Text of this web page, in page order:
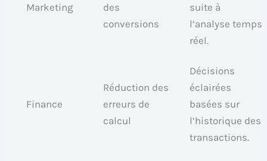
Marketing
des
conversions
suite à
l’analyse temps
réel.
Finance
Réduction des
erreurs de
calcul
Décisions
éclairées
basées sur
l’historique des
transactions.